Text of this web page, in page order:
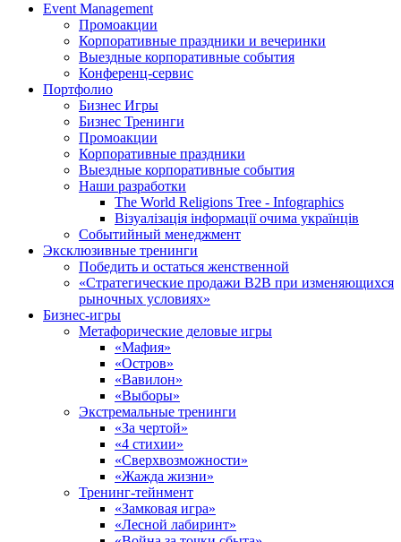
Event Management
Промоакции
Корпоративные праздники и вечеринки
Выездные корпоративные события
Конференц-сервис
Портфолио
Бизнес Игры
Бизнес Тренинги
Промоакции
Корпоративные праздники
Выездные корпоративные события
Наши разработки
The World Religions Tree - Infographics
Візуалізація інформації очима українців
Событийный менеджмент
Эксклюзивные тренинги
Победить и остаться женственной
«Стратегические продажи В2В при изменяющихся
рыночных условиях»
Бизнес-игры
Метафорические деловые игры
«Мафия»
«Остров»
«Вавилон»
«Выборы»
Экстремальные тренинги
«За чертой»
«4 стихии»
«Сверхвозможности»
«Жажда жизни»
Тренинг-тейнмент
«Замковая игра»
«Лесной лабиринт»